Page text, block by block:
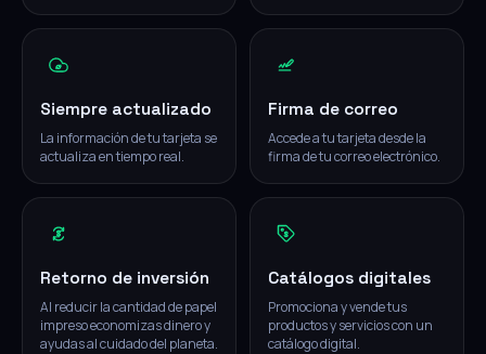
Siempre actualizado
La información de tu tarjeta se
actualiza en tiempo real.
Firma de correo
Accede a tu tarjeta desde la
firma de tu correo electrónico.
Retorno de inversión
Al reducir la cantidad de papel
impreso economizas dinero y
ayudas al cuidado del planeta.
Catálogos digitales
Promociona y vende tus
productos y servicios con un
catálogo digital.